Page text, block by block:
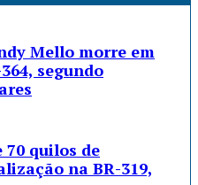
Mello morre em
segundo
70 quilos de
na BR-319,